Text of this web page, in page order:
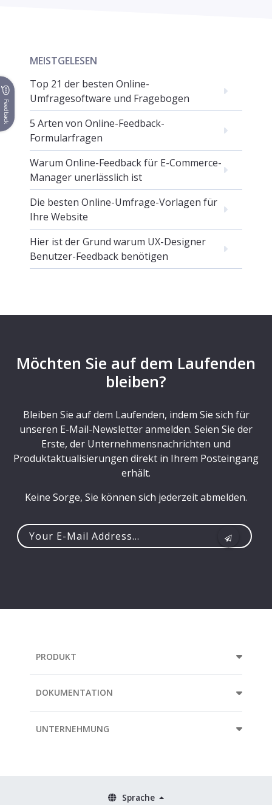
MEISTGELESEN
Top 21 der besten Online-
Umfragesoftware und Fragebogen
5 Arten von Online-Feedback-
Formularfragen
Warum Online-Feedback für E-Commerce-
Manager unerlässlich ist
Die besten Online-Umfrage-Vorlagen für
Ihre Website
Hier ist der Grund warum UX-Designer
Benutzer-Feedback benötigen
Möchten Sie auf dem Laufenden
bleiben?
Bleiben Sie auf dem Laufenden, indem Sie sich für
unseren E-Mail-Newsletter anmelden. Seien Sie der
Erste, der Unternehmensnachrichten und
Produktaktualisierungen direkt in Ihrem Posteingang
erhält.
Keine Sorge, Sie können sich jederzeit abmelden.
PRODUKT
DOKUMENTATION
UNTERNEHMUNG
Sprache
Feedback